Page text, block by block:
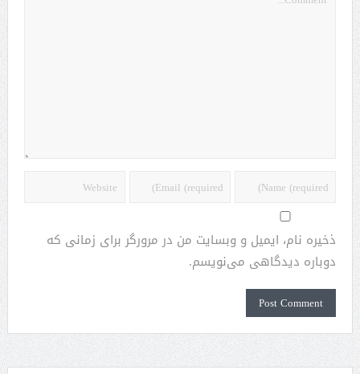
ذخیره نام، ایمیل و وبسایت من در مرورگر برای زمانی که
دوباره دیدگاهی می‌نویسم.